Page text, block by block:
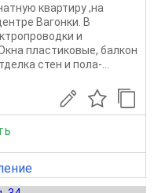
квартиру ,на
Вагонки. В
и
пластиковые, балкон
стен и пола-...